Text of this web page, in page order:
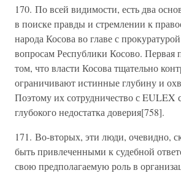
170. По всей видимости, есть два
в поиске правды и стремлении к
народа Косова во главе с
вопросам Республики Косово. Первая
том, что власти Косова тщательно
ограничивают истинные глубину и
Поэтому их сотрудничество с EULEX
глубокого недостатка доверия[758].
171. Во-вторых, эти люди, очевидно,
быть привлеченными к судебной
свою предполагаемую роль в